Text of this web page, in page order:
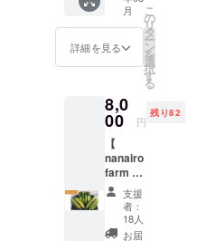
(上部
46cmx
底部
31cm)x
トなし
重
量:160g
ショル
ダー全
長:47c
m
ンクに
限りま
す ※有
間です
●ポスト
カード
●活動報
告メー
ル 1点1
りのシ
ルクス
クリー
ンプリ
ントのT
シャツ
です。
ラー、
柄はラ
月
詳細を見る
こ
の
リ
タ
ー
ン
を
選
択
す
る
8,0
00 円
残り82
【
nanairo
farm と
うもろ
こし5本
●nanair
支援
者：
18人
お届